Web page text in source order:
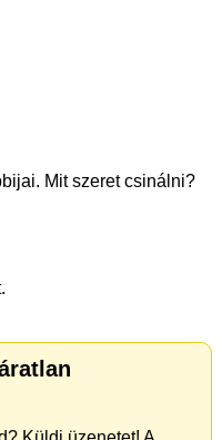
Mit szeret csinálni?